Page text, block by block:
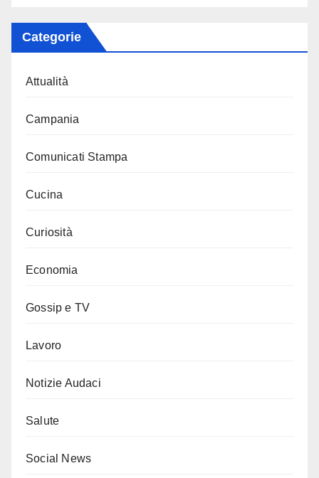
Categorie
Attualità
Campania
Comunicati Stampa
Cucina
Curiosità
Economia
Gossip e TV
Lavoro
Notizie Audaci
Salute
Social News